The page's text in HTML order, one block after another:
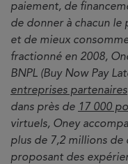
paiement, de
de donner à chacun
et de mieux
fractionné en 2008,
BNPL (Buy Now Pay
entreprises partenaires
dans près de 17 000
virtuels, Oney
plus de 7,2 millions de
proposant des